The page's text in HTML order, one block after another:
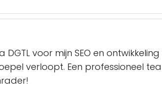
voor mijn SEO en
verloopt. Een professioneel